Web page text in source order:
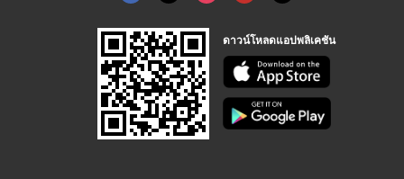
ดาวน์โหลดแอปพลิเคชัน